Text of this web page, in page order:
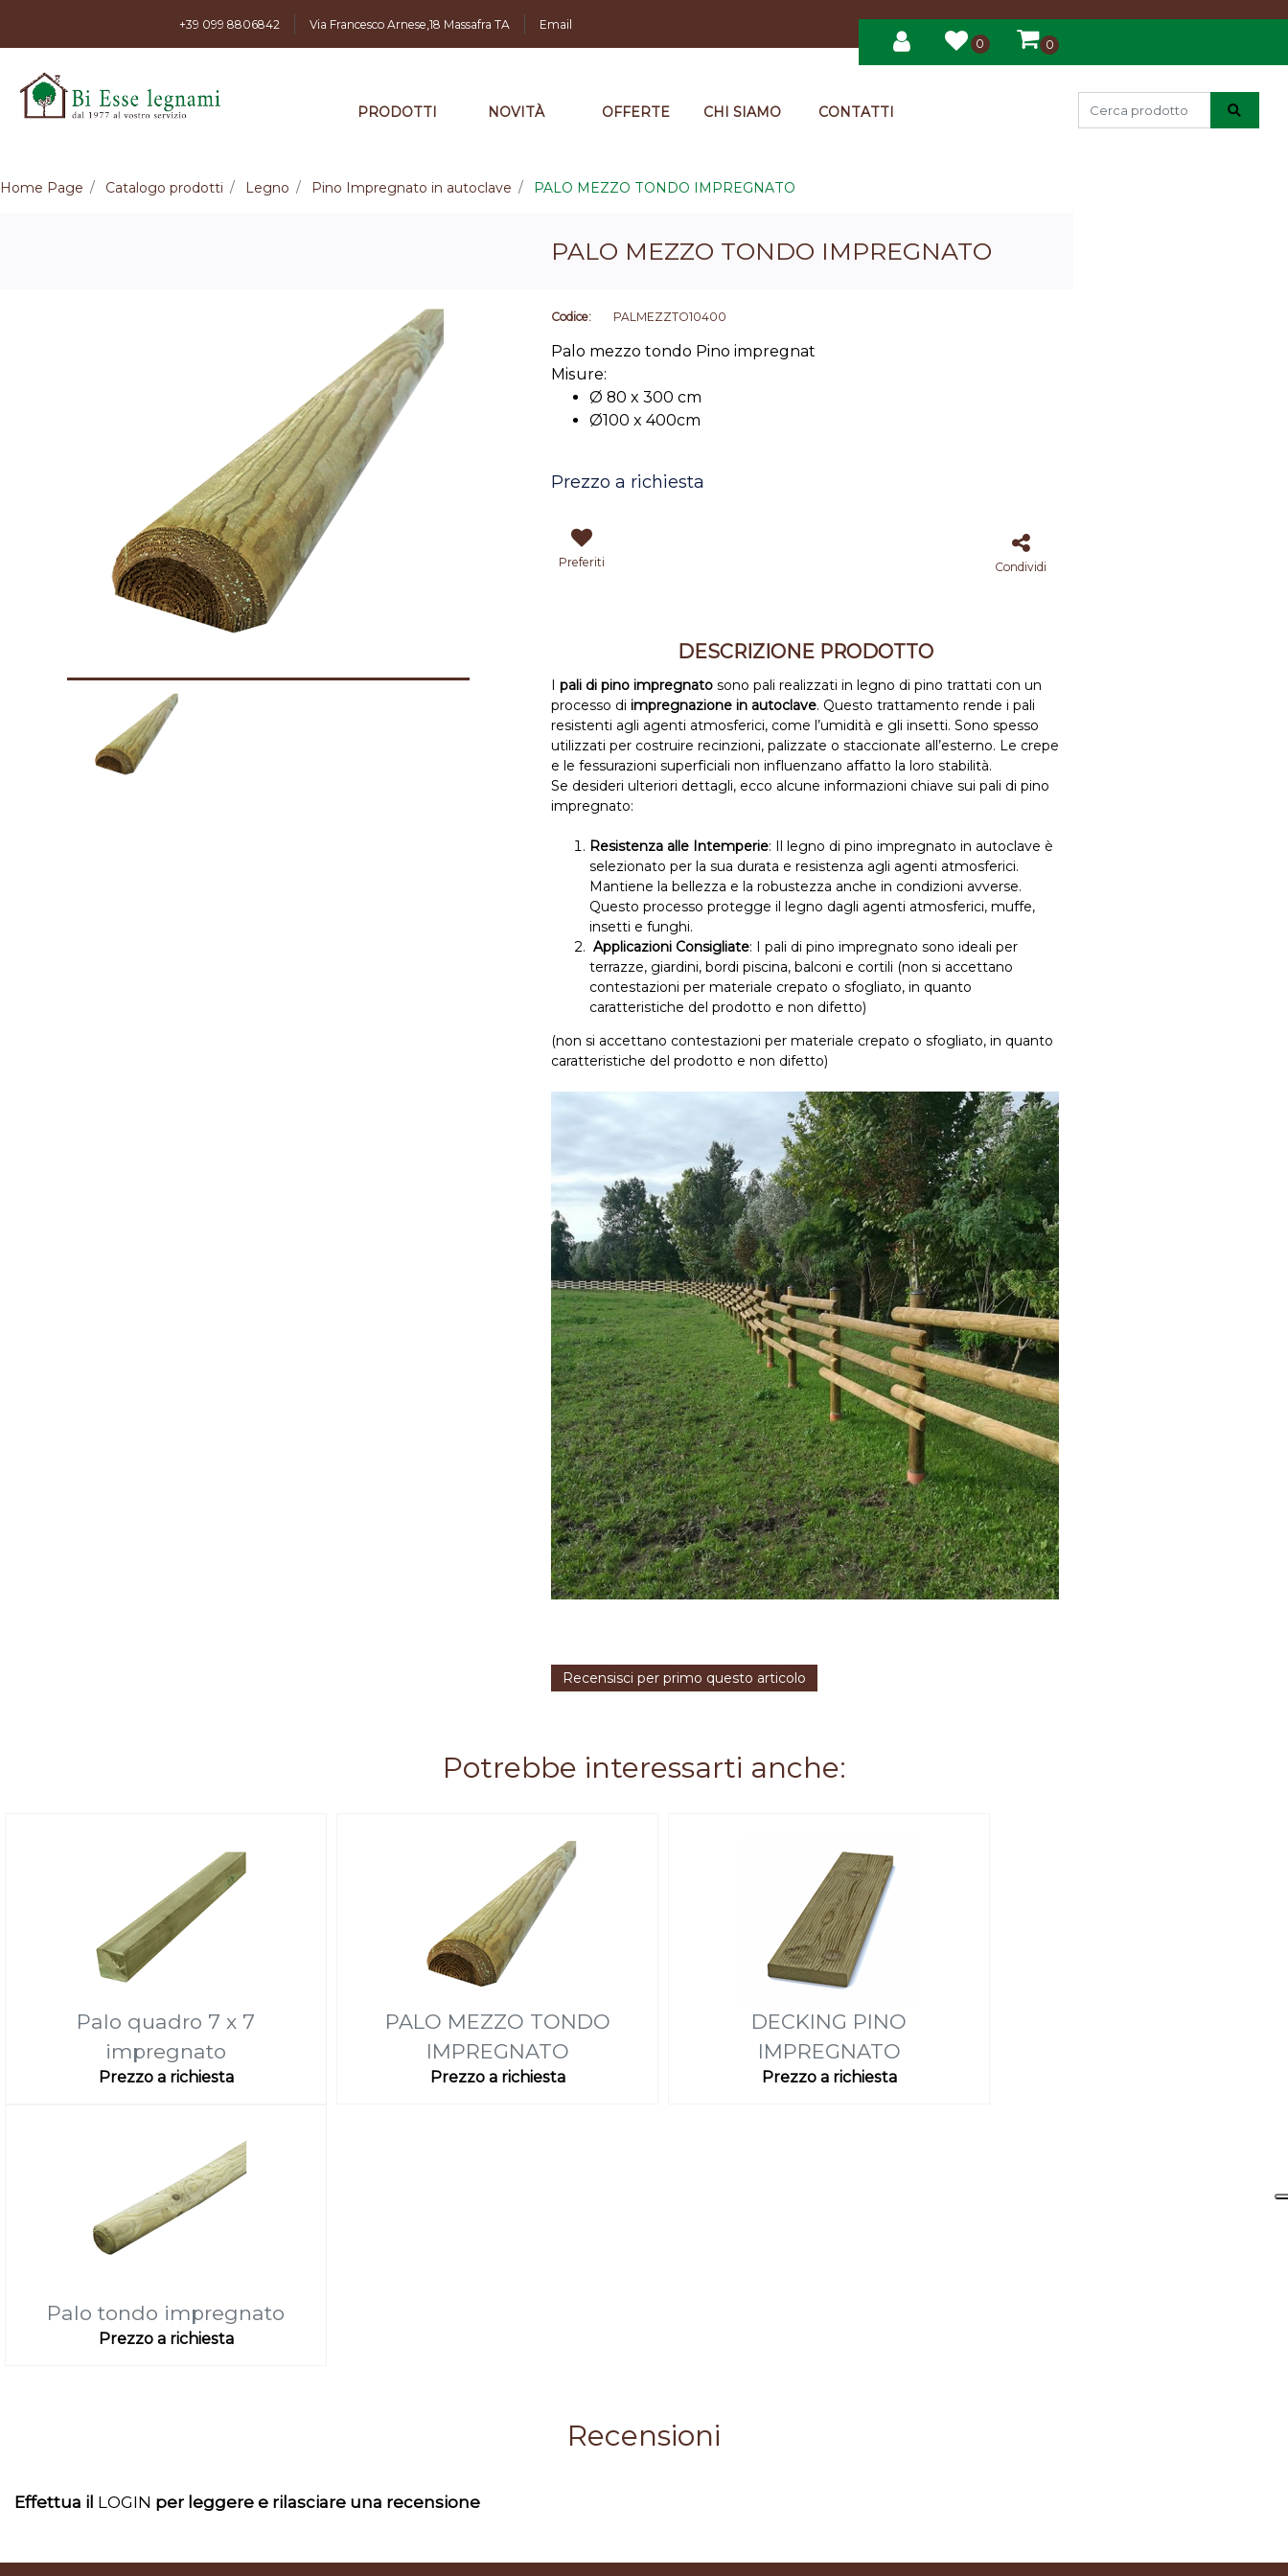
+39 099 8806842 Via Francesco Arnese,18 Massafra TA
Email
0
0
PRODOTTI NOVITÀ OFFERTE CHI SIAMO CONTATTI
Home Page Catalogo prodotti Legno Pino Impregnato in autoclave PALO MEZZO TONDO IMPREGNATO
PALO MEZZO TONDO IMPREGNATO
Codice: PALMEZZTO10400
Palo mezzo tondo Pino impregnat
Misure:
Ø 80 x 300 cm
Ø100 x 400cm
Prezzo a richiesta
Preferiti Condividi
DESCRIZIONE PRODOTTO
I pali di pino impregnato sono pali realizzati in legno di pino trattati con un
processo di impregnazione in autoclave. Questo trattamento rende i pali
resistenti agli agenti atmosferici, come l’umidità e gli insetti. Sono spesso
utilizzati per costruire recinzioni, palizzate o staccionate all’esterno. Le crepe
e le fessurazioni superficiali non influenzano affatto la loro stabilità.
Se desideri ulteriori dettagli, ecco alcune informazioni chiave sui pali di pino
impregnato:
Resistenza alle Intemperie: Il legno di pino impregnato in autoclave è
selezionato per la sua durata e resistenza agli agenti atmosferici.
Mantiene la bellezza e la robustezza anche in condizioni avverse.
Questo processo protegge il legno dagli agenti atmosferici, muffe,
insetti e funghi.
Applicazioni Consigliate: I pali di pino impregnato sono ideali per
terrazze, giardini, bordi piscina, balconi e cortili (non si accettano
contestazioni per materiale crepato o sfogliato, in quanto
caratteristiche del prodotto e non difetto)
(non si accettano contestazioni per materiale crepato o sfogliato, in quanto
caratteristiche del prodotto e non difetto)
Recensisci per primo questo articolo
Potrebbe interessarti anche:
Palo quadro 7 x 7
impregnato
Prezzo a richiesta
PALO MEZZO TONDO
IMPREGNATO
Prezzo a richiesta
DECKING PINO
IMPREGNATO
Prezzo a richiesta
Palo tondo impregnato
Prezzo a richiesta
Recensioni
Effettua il LOGIN per leggere e rilasciare una recensione